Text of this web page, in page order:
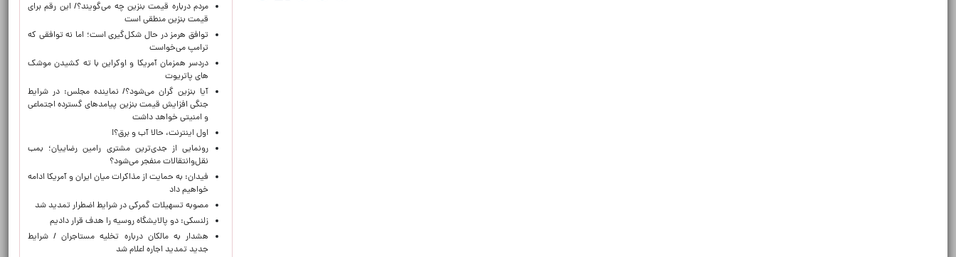
مردم درباره قیمت بنزین چه می‌گویند؟/ این رقم برای
قیمت بنزین منطقی است
توافق هرمز در حال شکل‌گیری است؛ اما نه توافقی که
ترامپ می‌خواست
دردسر همزمان آمریکا و اوکراین با ته کشیدن موشک
های پاتریوت
آیا بنزین گران می‌شود؟/ نماینده مجلس: در شرایط
جنگی افزایش قیمت بنزین پیامدهای گسترده اجتماعی
و امنیتی خواهد داشت
اول اینترنت، حالا آب و برق؟!
رونمایی از جدی‌ترین مشتری رامین رضاییان؛ بمب
نقل‌وانتقالات منفجر می‌شود؟
فیدان: به حمایت از مذاکرات میان ایران و آمریکا ادامه
خواهیم داد
مصوبه تسهیلات گمرکی در شرایط اضطرار تمدید شد
زلنسکی: دو پالایشگاه روسیه را هدف قرار دادیم
هشدار به مالکان درباره تخلیه مستاجران / شرایط
جدید تمدید اجاره اعلام شد